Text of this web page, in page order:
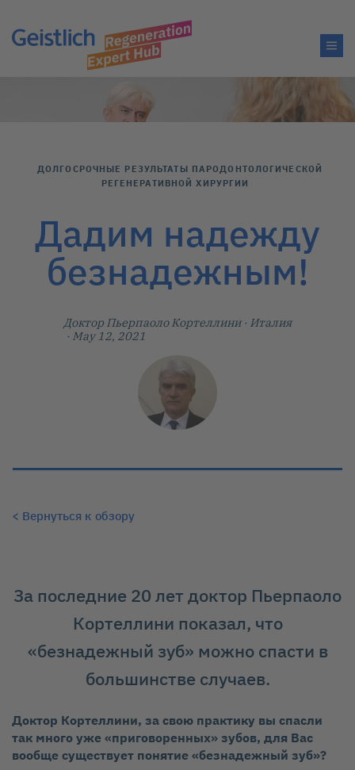
ДОЛГОСРОЧНЫЕ РЕЗУЛЬТАТЫ ПАРОДОНТОЛОГИЧЕСКОЙ
РЕГЕНЕРАТИВНОЙ ХИРУРГИИ
Дадим надежду
безнадежным!
Доктор Пьерпаоло Кортеллини · Италия
· May 12, 2021
< Вернуться к обзору
За последние 20 лет доктор Пьерпаоло
Кортеллини показал, что
«безнадежный зуб» можно спасти в
большинстве случаев.
Доктор Кортеллини, за свою практику вы спасли
так много уже «приговоренных» зубов, для Вас
вообще существует понятие «безнадежный зуб»?